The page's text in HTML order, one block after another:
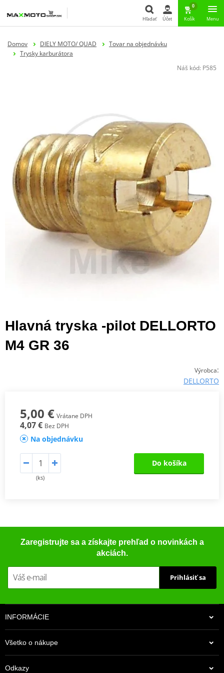
Hľadať Účet
0
Košík Menu
Domov DIELY MOTO/ QUAD
Tovar na objednávku
Trysky karburátora
Náš kód: P585
Hlavná tryska -pilot DELLORTO
M4 GR 36
Výrobca:
DELLORTO
5,00 € Vrátane DPH
4,07 € Bez DPH
Na objednávku
(ks)
Do košíka
Zaregistrujte sa a získajte prehľad o novinkách a
akciách.
Prihlásiť sa
INFORMÁCIE
Všetko o nákupe
Odkazy